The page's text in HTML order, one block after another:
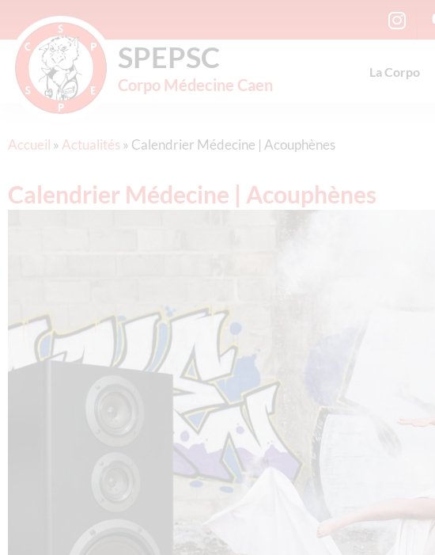
SPEPSC
Corpo Médecine Caen
La Corpo
Accueil » Actualités» Calendrier Médecine | Acouphènes
Calendrier Médecine | Acouphènes